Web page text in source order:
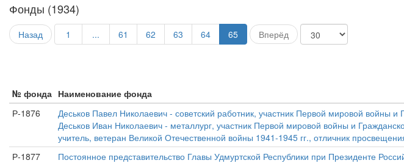
Фонды (1934)
Назад 1 ... 61 62 63 64 65 Вперёд
№ фонда Наименование фонда
Р-1876
Деськов Павел Николаевич - советский работник, участник Первой мировой войны
Деськов Иван Николаевич - металлург, участник Первой мировой войны и
учитель, ветеран Великой Отечественной войны 1941-1945 гг., отличник
Р-1877 Постоянное представительство Главы Удмуртской Республики при Президенте